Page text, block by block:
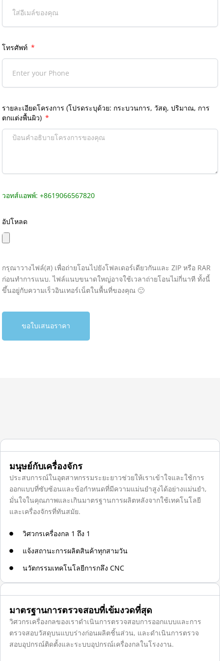
โทรศัพท์
รายละเอียดโครงการ (โปรดระบุด้วย: กระบวนการ, วัสดุ, ปริมาณ, การ
ตกแต่งพื้นผิว)
วอทส์แอพพ์: +8619066567820
อัปโหลด
กรุณาวางไฟล์(ส) เพื่อถ่ายโอนไปยังโฟลเดอร์เดียวกันและ ZIP หรือ RAR
ก่อนทำการแนบ. ไฟล์แนบขนาดใหญ่อาจใช้เวลาถ่ายโอนไม่กี่นาที ทั้งนี้
ขึ้นอยู่กับความเร็วอินเทอร์เน็ตในพื้นที่ของคุณ 🙂
ขอใบเสนอราคา
i
v
มนุษย์กับเครื่องจักร
ประสบการณ์ในอุตสาหกรรมระยะยาวช่วยให้เราเข้าใจและใช้การ
ออกแบบที่ซับซ้อนและข้อกำหนดที่มีความแม่นยำสูงได้อย่างแม่นยำ,
มั่นใจในคุณภาพและเกินมาตรฐานการผลิตหลังจากใช้เทคโนโลยี
และเครื่องจักรที่ทันสมัย.
วิศวกรเครื่องกล 1 ถึง 1
แจ้งสถานะการผลิตสินค้าทุกสามวัน
นวัตกรรมเทคโนโลยีการกลึง CNC
มาตรฐานการตรวจสอบที่เข้มงวดที่สุด
วิศวกรเครื่องกลของเราดำเนินการตรวจสอบการออกแบบและการ
ตรวจสอบวัสดุบนแบบร่างก่อนผลิตชิ้นส่วน, และดำเนินการตรวจ
สอบอุปกรณ์ติดตั้งและระบบอุปกรณ์เครื่องกลในโรงงาน.